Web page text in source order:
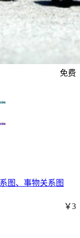
免费
图、事物关系图
￥3